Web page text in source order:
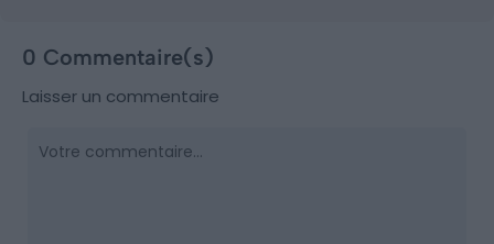
0 Commentaire(s)
Laisser un commentaire